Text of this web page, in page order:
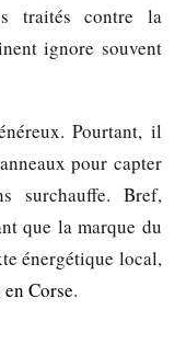
traités contre la
ignore souvent
Pourtant, il
pour capter
surchauffe. Bref,
que la marque du
énergétique local,
Corse.